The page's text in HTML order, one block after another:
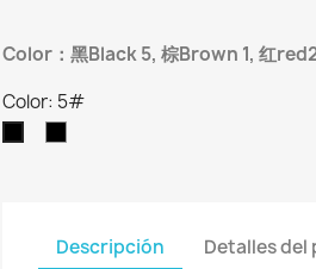
Color ：黑Black 5, 棕Brown 1, 红
Color: 5#
Descripción Detalles